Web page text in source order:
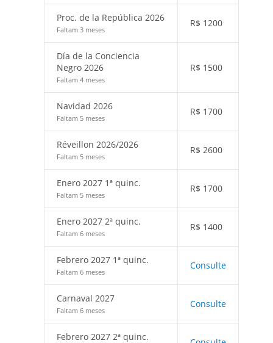
Proc. de la República 2026
Faltam 3 meses
R$ 1200
Día de la Conciencia
Negro 2026
Faltam 4 meses
R$ 1500
Navidad 2026
Faltam 5 meses
R$ 1700
Réveillon 2026/2026
Faltam 5 meses
R$ 2600
Enero 2027 1ª quinc.
Faltam 5 meses
R$ 1700
Enero 2027 2ª quinc.
Faltam 6 meses
R$ 1400
Febrero 2027 1ª quinc.
Faltam 6 meses
Consulte
Carnaval 2027
Faltam 6 meses
Consulte
Febrero 2027 2ª quinc.